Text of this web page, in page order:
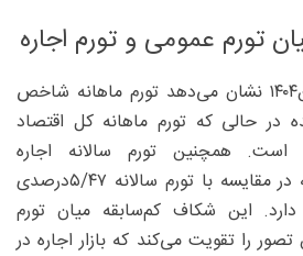
تورم عمومی و تورم اجاره
بررسی جزئیات آمار بهمن‌۱۴۰۴ نشان می‌دهد تورم ماهانه شاخص
رسیده در حالی که تورم ماهانه کل اقتصاد
است. همچنین تورم سالانه اجاره
۷/۳۴‌درصد ثبت شده که در مقایسه با تورم سالانه ۵/۴۷‌درصدی
این شکاف کم‌سابقه میان تورم
را تقویت می‌کند که بازار اجاره در